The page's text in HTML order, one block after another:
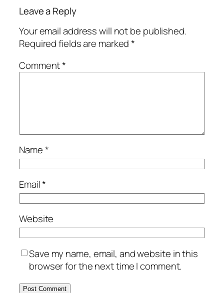
Leave a Reply
Your email address will not be published.
Required fields are marked*
Comment*
Name*
Email*
Website
Save my name, email, and website in this
browser for the next time I comment.